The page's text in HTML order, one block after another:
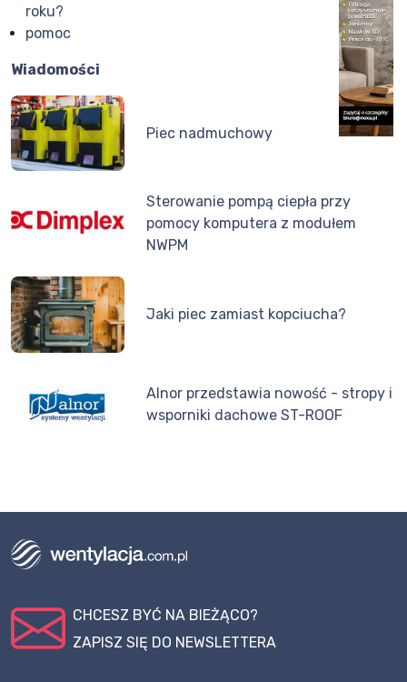
roku?
pomoc
Wiadomości
Piec nadmuchowy
Sterowanie pompą ciepła przy
pomocy komputera z modułem
NWPM
Jaki piec zamiast kopciucha?
Alnor przedstawia nowość - stropy i
wsporniki dachowe ST-ROOF
CHCESZ BYĆ NA BIEŻĄCO?
ZAPISZ SIĘ DO NEWSLETTERA